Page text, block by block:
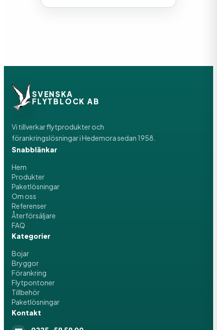
SVENSKA
FLYTBLOCK AB
Vi tillverkar flytprodukter och
förankringslösningar i Hedemora sedan 1958.
Snabblänkar
Hem
Produkter
Paketlösningar
Om oss
Referenser
Återförsäljare
FAQ
Kategorier
Bojar
Bryggor
Förankring
Flytpontoner
Tillbehör
Paketlösningar
Kontakt